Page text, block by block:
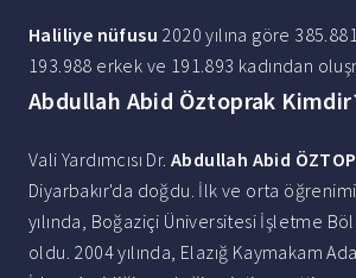
Haliliye nüfusu 2020 yılına göre
193.988 erkek ve 191.893 kadından
Abdullah Abid Öztoprak
Vali Yardımcısı Dr. Abdullah Abid
Diyarbakır'da doğdu. İlk ve orta
yılında, Boğaziçi Üniversitesi İşletme
oldu. 2004 yılında, Elazığ Kaymakam